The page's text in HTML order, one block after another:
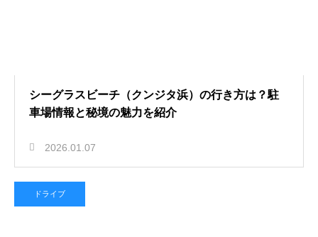
シーグラスビーチ（クンジタ浜）の行き方は？駐
車場情報と秘境の魅力を紹介
2026.01.07
ドライブ